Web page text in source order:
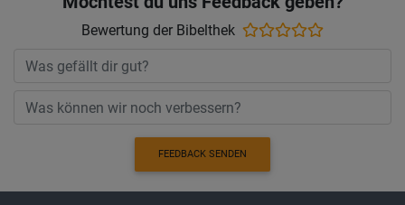
Bewertung der Bibelthek
FEEDBACK SENDEN